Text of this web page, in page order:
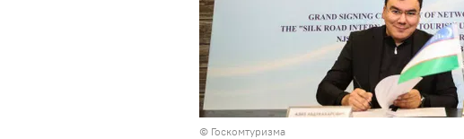
© Госкомтуризма